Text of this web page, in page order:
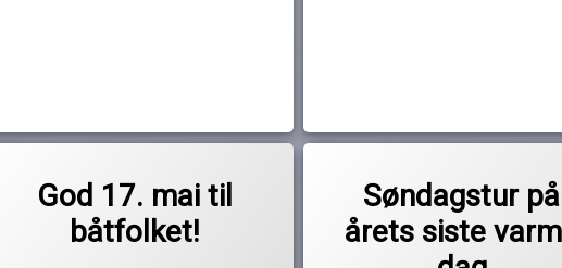
God 17. mai til
båtfolket!
Søndagstur på
årets siste
høst. høstvær